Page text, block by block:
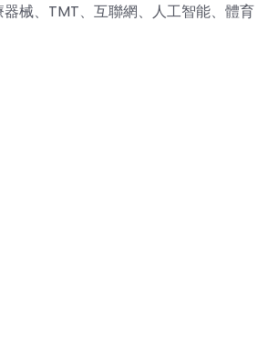
械、TMT、互聯網、人工智能、體育